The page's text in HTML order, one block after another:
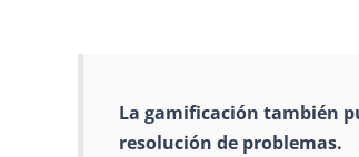
La gamificación también
resolución de problemas.